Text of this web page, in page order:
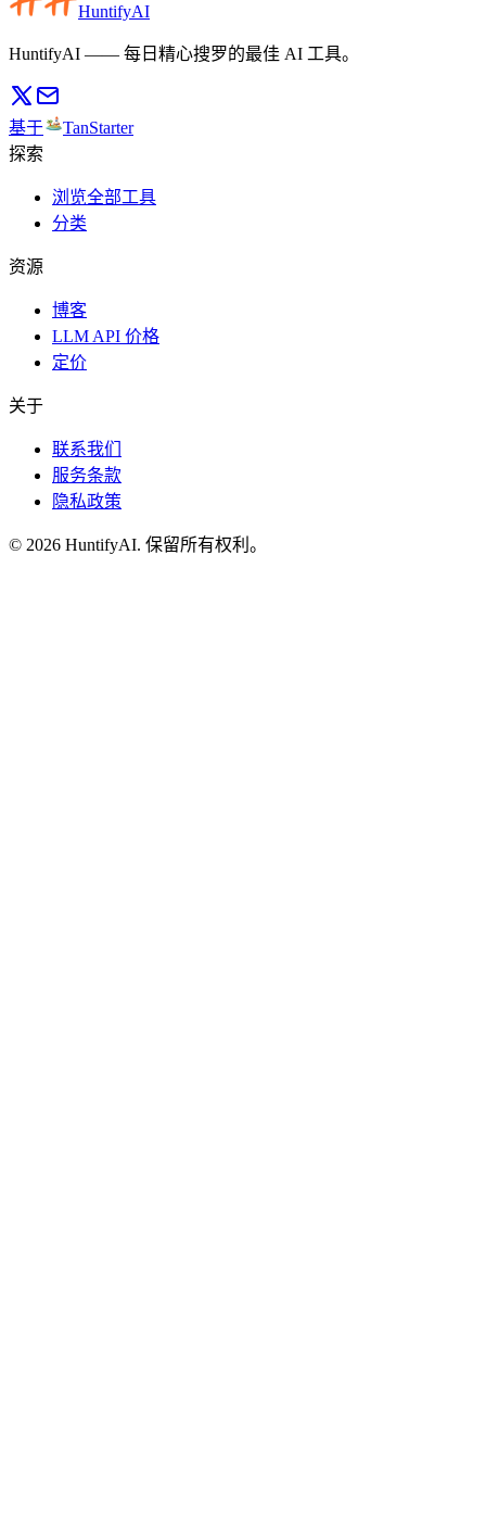
HuntifyAI
HuntifyAI —— 每日精心搜罗的最佳 AI 工具。
基于
TanStarter
探索
浏览全部工具
分类
资源
博客
LLM API 价格
定价
关于
联系我们
服务条款
隐私政策
© 2026 HuntifyAI. 保留所有权利。